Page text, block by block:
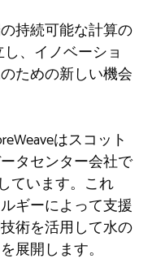
持続可能な計算の
、イノベーショ
ための新しい機会
はスコット
タセンター会社で
ています。これ
ギーによって支援
術を活用して水の
展開します。